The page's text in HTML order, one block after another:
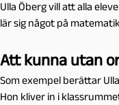
Ulla Öberg vill att alla
lär sig något på
Att kunna utan
Som exempel berättar
Hon kliver in i